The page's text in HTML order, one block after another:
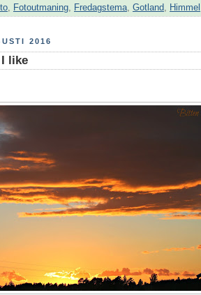
, Fotoutmaning, Fredagstema, Gotland, Himmel
2016
like